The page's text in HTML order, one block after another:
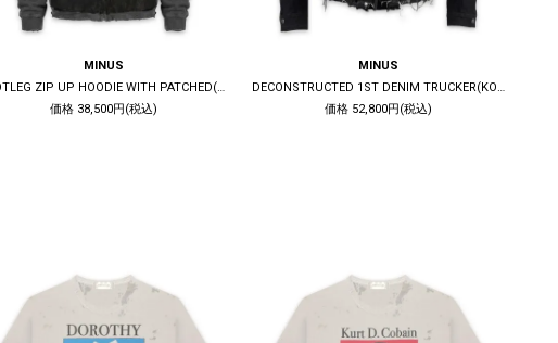
MINUS
BOOTLEG ZIP UP HOODIE WITH PATCHED(MIN) / 10YEARS BLACK
価格 38,500円(税込)
MINUS
DECONSTRUCTED 1ST DENIM TRUCKER(KOJIMA) / BLACK
価格 52,800円(税込)